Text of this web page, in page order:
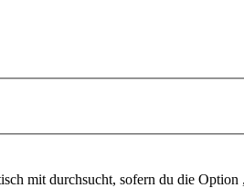
mit durchsucht, sofern du die